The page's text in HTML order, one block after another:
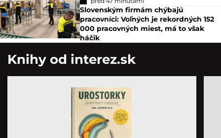
Slovenským firmám chýbajú
pracovníci: Voľných je rekordných 152
000 pracovných miest, má to však
háčik
Knihy od interez.sk